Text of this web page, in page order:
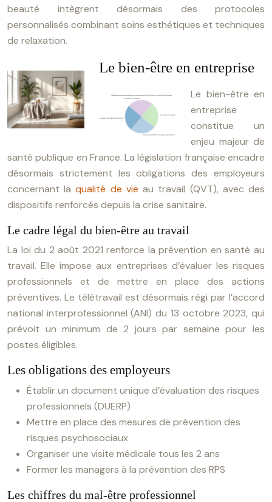
beauté intègrent désormais des protocoles
personnalisés combinant soins esthétiques et techniques
de relaxation.
Le bien-être en entreprise
Le bien-être en
entreprise
constitue un
enjeu majeur de
santé publique en France. La législation française encadre
désormais strictement les obligations des employeurs
concernant laqualité de vie au travail (QVT), avec des
dispositifs renforcés depuis la crise sanitaire.
Le cadre légal du bien-être au travail
La loi du 2 août 2021 renforce la prévention en santé au
travail. Elle impose aux entreprises d’évaluer les risques
professionnels et de mettre en place des actions
préventives. Le télétravail est désormais régi par l’accord
national interprofessionnel (ANI) du 13 octobre 2023, qui
prévoit un minimum de 2 jours par semaine pour les
postes éligibles.
Les obligations des employeurs
Établir un document unique d’évaluation des risques
professionnels (DUERP)
Mettre en place des mesures de prévention des
risques psychosociaux
Organiser une visite médicale tous les 2 ans
Former les managers à la prévention des RPS
Les chiffres du mal-être professionnel